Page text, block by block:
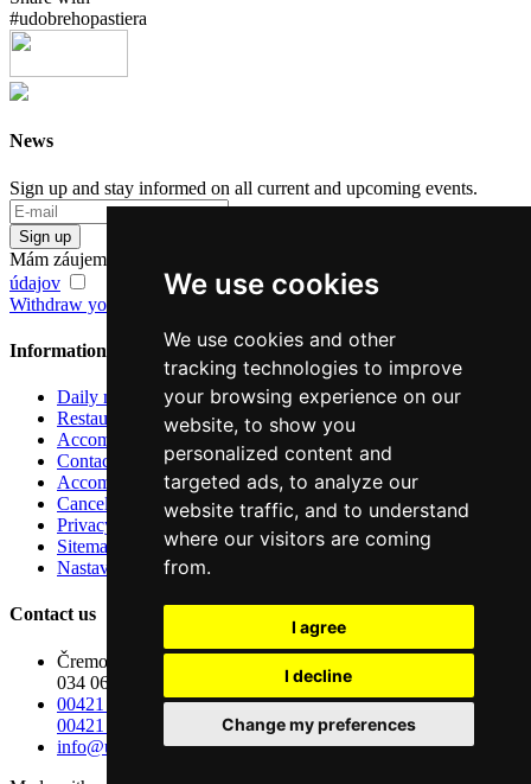
We use cookies
We use cookies and other
tracking technologies to improve
your browsing experience on our
website, to show you
personalized content and
targeted ads, to analyze our
website traffic, and to understand
where our visitors are coming
from.
I agree
I decline
Change my preferences
#udobrehopastiera
News
Sign up and stay informed on all current and upcoming events.
Sign up
Mám záujem o odber noviniek a súhlasím so
údajov
Withdraw your consent to the processing of personal data
Information
Daily menu
Restaurants
Accommodation
Contacts
Accommodation Rules and Regulations
Cancellation Policy
Privacy
Sitemap
Nastavenie cookies
Contact us
Čremošná 8684
034 06 Ružomberok
00421 917 440 604
00421 44 432 7920
info@udobrehopastiera.sk